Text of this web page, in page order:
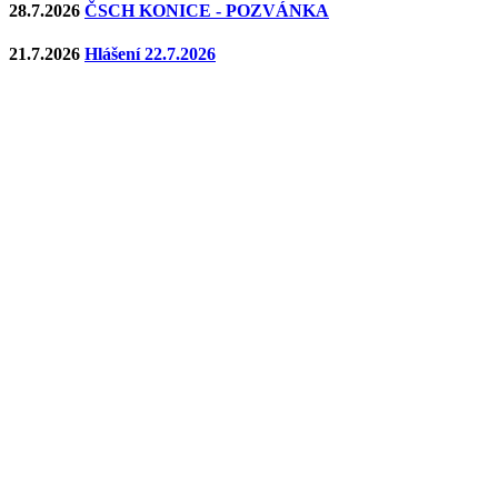
28.7.2026 ČSCH KONICE - POZVÁNKA
21.7.2026 Hlášení 22.7.2026